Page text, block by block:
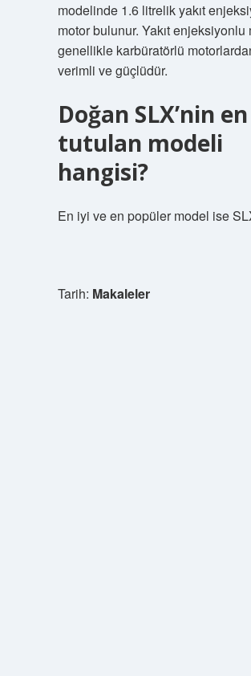
modelinde 1.6 litrelik yakıt
motor bulunur. Yakıt enjeksiyonlu
genellikle karbüratörlü
verimli ve güçlüdür.
Doğan SLX’nin
tutulan modeli
hangisi?
En iyi ve en popüler model ise
Tarih: Makaleler